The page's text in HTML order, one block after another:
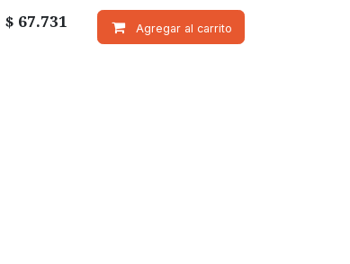
$ 67.731 Agregar al carrito